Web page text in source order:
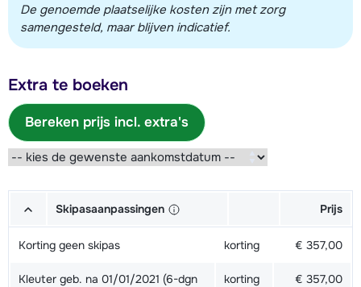
De genoemde plaatselijke kosten zijn met zorg
samengesteld, maar blijven indicatief.
Extra te boeken
Bereken prijs incl. extra's
Skipasaanpassingen Prijs
Korting geen skipas korting € 357,00
Kleuter geb. na 01/01/2021 (6-dgn
korting € 357,00